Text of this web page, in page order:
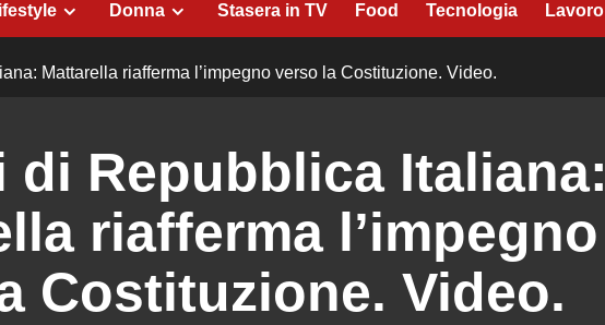
Donna Stasera in TV Food Tecnologia Lavoro
Mattarella riafferma l’impegno verso la Costituzione. Video.
di Repubblica Italiana:
riafferma l’impegno
Costituzione. Video.